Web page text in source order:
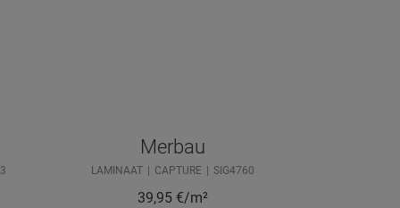
Merbau
LAMINAAT CAPTURE SIG4760
39,95 €/m²